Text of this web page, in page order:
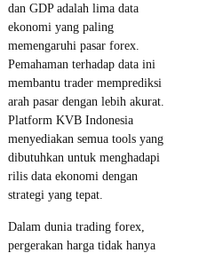
dan GDP adalah lima data
ekonomi yang paling
memengaruhi pasar forex.
Pemahaman terhadap data ini
membantu trader memprediksi
arah pasar dengan lebih akurat.
Platform KVB Indonesia
menyediakan semua tools yang
dibutuhkan untuk menghadapi
rilis data ekonomi dengan
strategi yang tepat.
Dalam dunia trading forex,
pergerakan harga tidak hanya